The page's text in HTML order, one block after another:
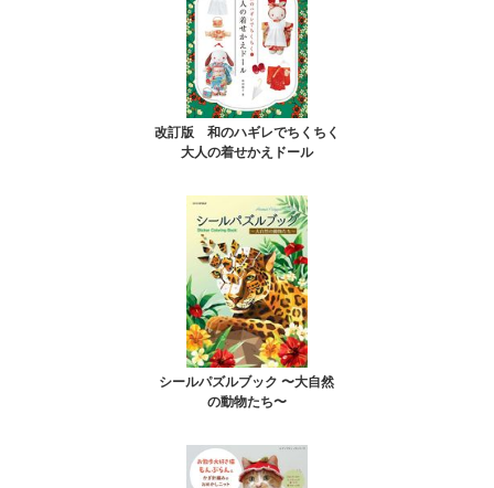
改訂版 和のハギレでちくちく
大人の着せかえドール
シールパズルブック 〜大自然
の動物たち〜